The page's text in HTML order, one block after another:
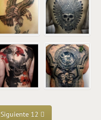
Siguiente 12